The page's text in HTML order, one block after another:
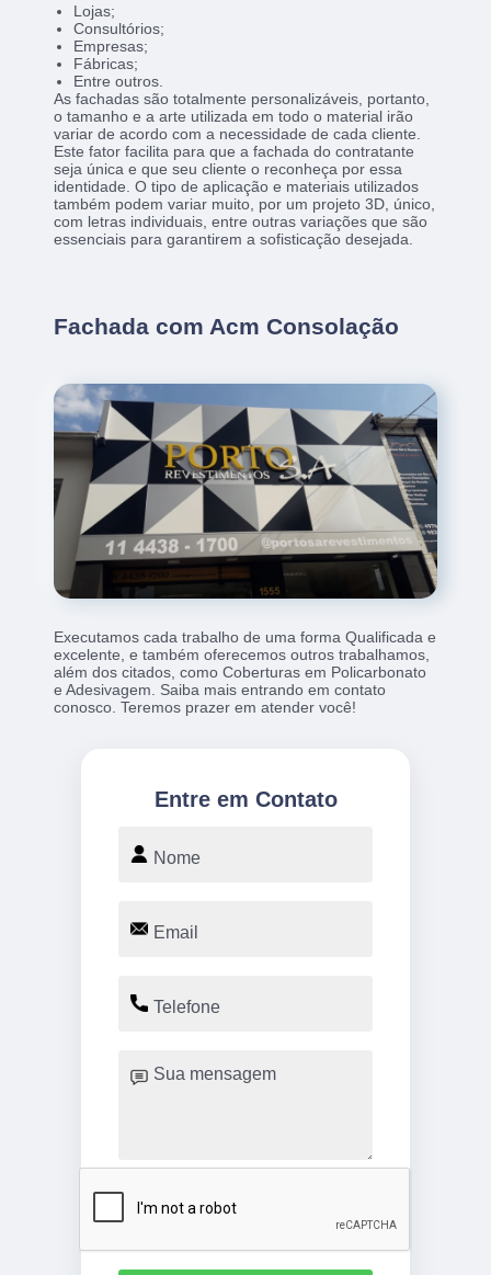
Lojas;
Consultórios;
Empresas;
Fábricas;
Entre outros.
As fachadas são totalmente personalizáveis, portanto,
o tamanho e a arte utilizada em todo o material irão
variar de acordo com a necessidade de cada cliente.
Este fator facilita para que a fachada do contratante
seja única e que seu cliente o reconheça por essa
identidade. O tipo de aplicação e materiais utilizados
também podem variar muito, por um projeto 3D, único,
com letras individuais, entre outras variações que são
essenciais para garantirem a sofisticação desejada.
Fachada com Acm Consolação
Executamos cada trabalho de uma forma Qualificada e
excelente, e também oferecemos outros trabalhamos,
além dos citados, como Coberturas em Policarbonato
e Adesivagem. Saiba mais entrando em contato
conosco. Teremos prazer em atender você!
Entre em Contato